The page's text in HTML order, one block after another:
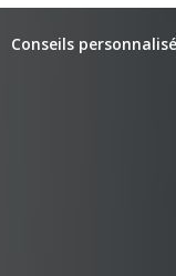
Conseils